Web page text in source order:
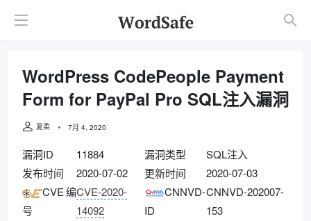
WordPress CodePeople Payment
Form for PayPal Pro SQL注入漏洞
夏柔 7月 4, 2020
漏洞ID 11884 漏洞类型
SQL注入
发布时间
2020-07-02 更新时间
2020-07-03
CVE编
号
CVE-2020-
14092
CNNVD-
ID
CNNVD-202007-
153